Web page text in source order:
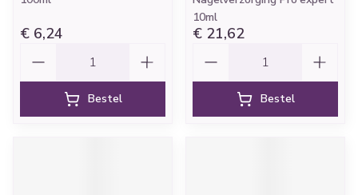
€ 6,24
Bestel
10ml
€ 21,62
Bestel